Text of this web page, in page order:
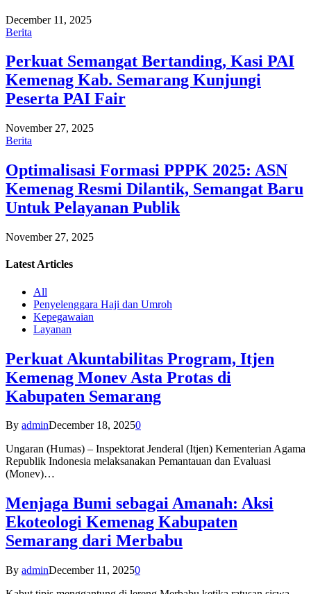
December 11, 2025
Berita
Perkuat Semangat Bertanding, Kasi PAI
Kemenag Kab. Semarang Kunjungi
Peserta PAI Fair
November 27, 2025
Berita
Optimalisasi Formasi PPPK 2025: ASN
Kemenag Resmi Dilantik, Semangat Baru
Untuk Pelayanan Publik
November 27, 2025
Latest Articles
All
Penyelenggara Haji dan Umroh
Kepegawaian
Layanan
Perkuat Akuntabilitas Program, Itjen
Kemenag Monev Asta Protas di
Kabupaten Semarang
By adminDecember 18, 20250
Ungaran (Humas) – Inspektorat Jenderal (Itjen) Kementerian Agama
Republik Indonesia melaksanakan Pemantauan dan Evaluasi
(Monev)…
Menjaga Bumi sebagai Amanah: Aksi
Ekoteologi Kemenag Kabupaten
Semarang dari Merbabu
By adminDecember 11, 20250